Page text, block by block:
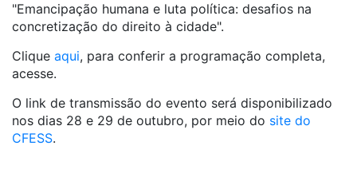
"Emancipação humana e luta política: desafios na
concretização do direito à cidade".
Clique aqui, para conferir a programação completa,
acesse.
O link de transmissão do evento será disponibilizado
nos dias 28 e 29 de outubro, por meio do site do
CFESS.